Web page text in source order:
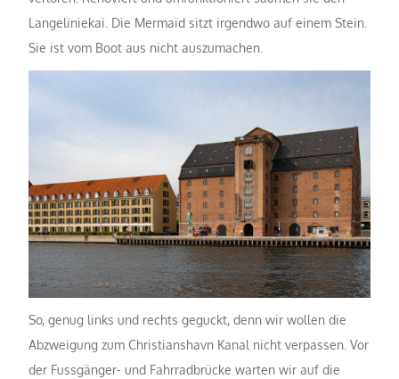
Langeliniekai. Die Mermaid sitzt irgendwo auf einem Stein.
Sie ist vom Boot aus nicht auszumachen.
So, genug links und rechts geguckt, denn wir wollen die
Abzweigung zum Christianshavn Kanal nicht verpassen. Vor
der Fussgänger- und Fahrradbrücke warten wir auf die